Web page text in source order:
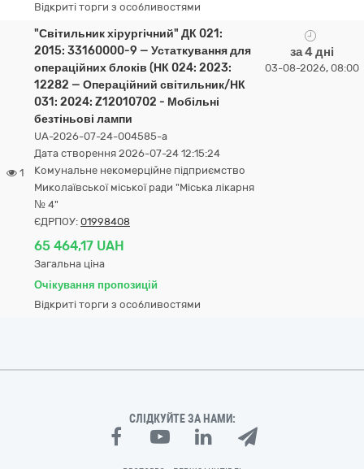
Відкриті торги з особливостями
1
"Світильник хірургічний" ДК 021:
2015: 33160000-9 — Устаткування для
операційних блоків (НК 024: 2023:
12282 — Операційний світильник/НК
031: 2024: Z12010702 - Мобільні
безтіньові лампи
UA-2026-07-24-004585-a
Дата створення 2026-07-24 12:15:24
Комунальне некомерційне підприємство
Миколаївської міської ради "Міська лікарня
№ 4"
ЄДРПОУ: 01998408
65 464,17 UAH
Загальна ціна
Очікування пропозицій
Відкриті торги з особливостями
за 4 дні
03-08-2026, 08:00
СЛІДКУЙТЕ ЗА НАМИ: